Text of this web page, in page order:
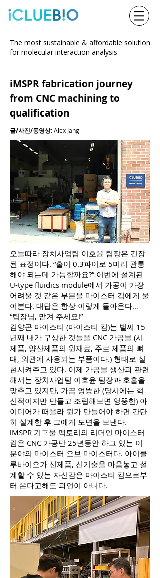
The most sustainable & affordable solution
for molecular interaction analysis
iMSPR fabrication journey
from CNC machining to
qualification
글/사진/동영상: Alex Jang
오늘따라 장치사업팀 이호윤 팀장은 긴장
된 표정이다. “홀이 0.3파이로 5미리 관통
해야 되는데 가능할까요?” 이번에 설계된
U-type fluidics module에서 가공이 가장
어려울 것 같은 부분을 마이스터 김에게 물
어본다. 대답은 항상 이렇게 돌아온다…
“팀장님, 맡겨 주세요!”
김양곤 마이스터 (마이스터 킴)는 벌써 15
년째 내가 구상한 것들을 CNC 가공물 (시
제품, 양산제품의 원재료, 주로 제품의 뼈
대, 외관에 사용되는 부품이다.) 형태로 실
현시켜주고 있다. 이제 가공물 생산과 관련
해서는 장치사업팀 이호윤 팀장과 호흡을
맞추고 있지만, 가끔 엉뚱한 (당시에는 혁
신적이지만 만들고 조립해보면 엉뚱한) 아
이디어가 떠올라 뭔가 만들어야 하면 간단
히 설계한 후 그에게 도면을 보낸다.
iMSPR 기구물 팩토리의 리더인 마이스터
킴은 CNC 가공만 25년동안 하고 있는 이
분야의 마이스터 오브 마이스터다. 아이클
루바이오가 신제품, 신기술을 마음놓고 설
계할 수 있는 자신감은 마이스터 킴으로부
터 온다고해도 과언이 아니다.